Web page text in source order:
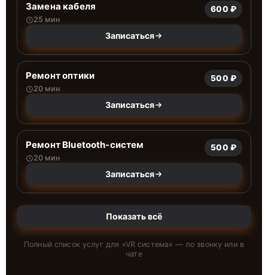
Замена кабеля
25 мин
600 ₽
Записаться
Ремонт оптики
20 мин
500 ₽
Записаться
Ремонт Bluetooth-систем
20 мин
500 ₽
Записаться
Показать всё
Полный список услуг для «VR система» — по звонку или в
чате